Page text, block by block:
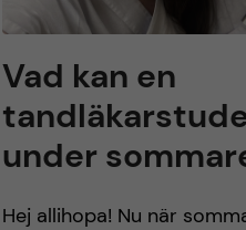
Vad kan en
under
Hej allihopa! Nu när